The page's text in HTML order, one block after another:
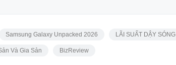
Samsung Galaxy Unpacked 2026 LÃI SUẤT DẬY SÓNG
Và Gia Sản BizReview